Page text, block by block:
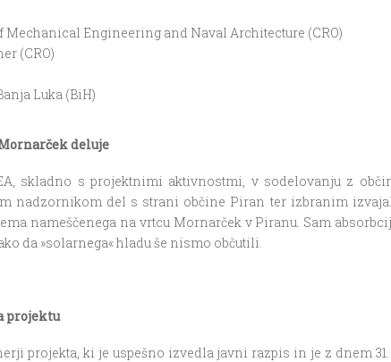
Mechanical Engineering and Naval Architecture (CRO)
(CRO)
Luka (BiH)
deluje
skladno s projektnimi aktivnostmi, v sodelovanju z
nadzornikom del s strani občine Piran ter izbranim
nameščenega na vrtcu Mornarček v Piranu. Sam
da »solarnega« hladu še nismo občutili.
projektu
projekta, ki je uspešno izvedla javni razpis in je z dnem 31.